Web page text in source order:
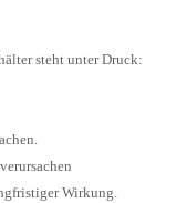
steht unter Druck:
Wirkung.